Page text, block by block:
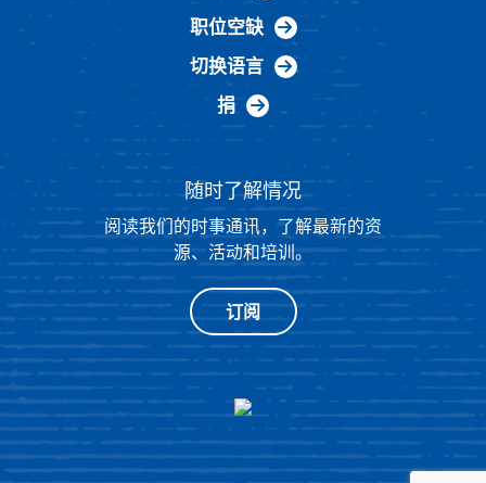
职位空缺
切换语言
捐
随时了解情况
阅读我们的时事通讯，了解最新的资
源、活动和培训。
订阅